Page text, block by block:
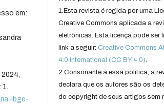
em:
1.
ibge-
1.Esta revista é regida por uma
Creative Commons aplicada a
eletrônicas. Esta licença pode ser
link a seguir:Creative Commons
4.0 International (CC BY 4.0).
2.Consonante a essa politica, a
declara que os autores são os
do copyright de seus artigos sem